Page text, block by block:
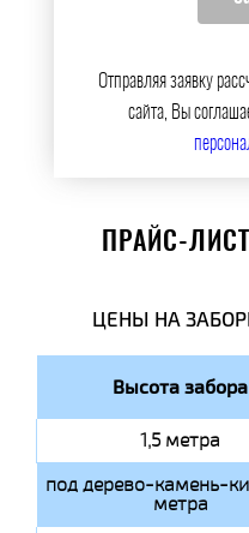
Отправляя заявку
сайта, Вы
ПРАЙС-
ЦЕНЫ НА
Высота забора
1,5 метра
под дерево-камень-
метра